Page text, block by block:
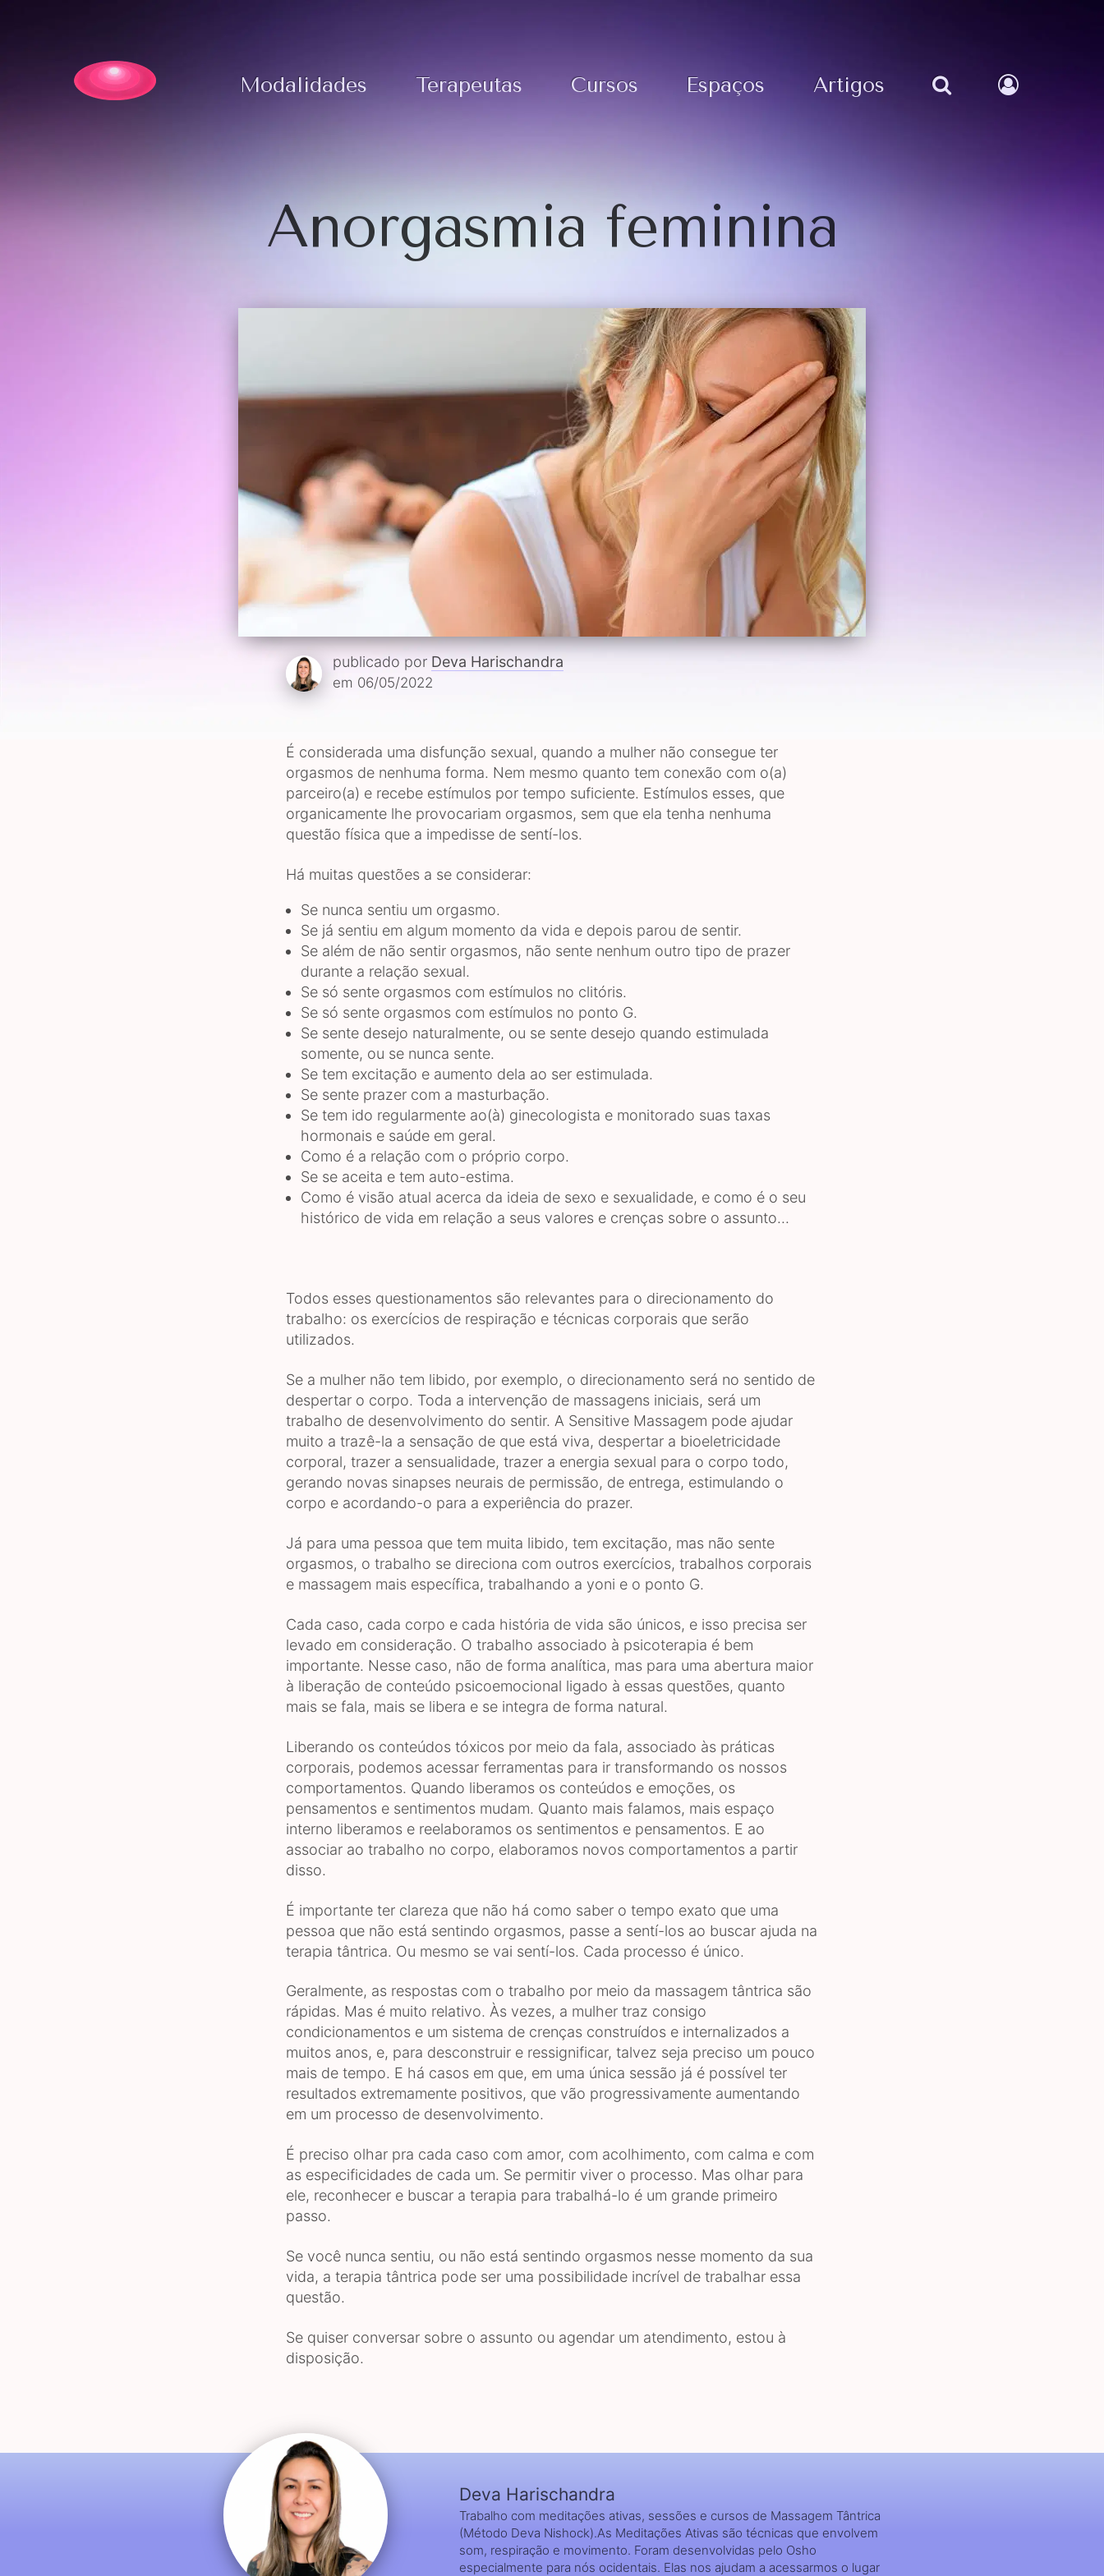
Modalidades Terapeutas Cursos Espaços Artigos
Anorgasmia feminina
publicado por Deva Harischandra
em 06/05/2022
É considerada uma disfunção sexual, quando a mulher não consegue ter
orgasmos de nenhuma forma. Nem mesmo quanto tem conexão com o(a)
parceiro(a) e recebe estímulos por tempo suficiente. Estímulos esses, que
organicamente lhe provocariam orgasmos, sem que ela tenha nenhuma
questão física que a impedisse de sentí-los.
Há muitas questões a se considerar:
Se nunca sentiu um orgasmo.
Se já sentiu em algum momento da vida e depois parou de sentir.
Se além de não sentir orgasmos, não sente nenhum outro tipo de prazer
durante a relação sexual.
Se só sente orgasmos com estímulos no clitóris.
Se só sente orgasmos com estímulos no ponto G.
Se sente desejo naturalmente, ou se sente desejo quando estimulada
somente, ou se nunca sente.
Se tem excitação e aumento dela ao ser estimulada.
Se sente prazer com a masturbação.
Se tem ido regularmente ao(à) ginecologista e monitorado suas taxas
hormonais e saúde em geral.
Como é a relação com o próprio corpo.
Se se aceita e tem auto-estima.
Como é visão atual acerca da ideia de sexo e sexualidade, e como é o seu
histórico de vida em relação a seus valores e crenças sobre o assunto...
Todos esses questionamentos são relevantes para o direcionamento do
trabalho: os exercícios de respiração e técnicas corporais que serão
utilizados.
Se a mulher não tem libido, por exemplo, o direcionamento será no sentido de
despertar o corpo. Toda a intervenção de massagens iniciais, será um
trabalho de desenvolvimento do sentir. A Sensitive Massagem pode ajudar
muito a trazê-la a sensação de que está viva, despertar a bioeletricidade
corporal, trazer a sensualidade, trazer a energia sexual para o corpo todo,
gerando novas sinapses neurais de permissão, de entrega, estimulando o
corpo e acordando-o para a experiência do prazer.
Já para uma pessoa que tem muita libido, tem excitação, mas não sente
orgasmos, o trabalho se direciona com outros exercícios, trabalhos corporais
e massagem mais específica, trabalhando a yoni e o ponto G.
Cada caso, cada corpo e cada história de vida são únicos, e isso precisa ser
levado em consideração. O trabalho associado à psicoterapia é bem
importante. Nesse caso, não de forma analítica, mas para uma abertura maior
à liberação de conteúdo psicoemocional ligado à essas questões, quanto
mais se fala, mais se libera e se integra de forma natural.
Liberando os conteúdos tóxicos por meio da fala, associado às práticas
corporais, podemos acessar ferramentas para ir transformando os nossos
comportamentos. Quando liberamos os conteúdos e emoções, os
pensamentos e sentimentos mudam. Quanto mais falamos, mais espaço
interno liberamos e reelaboramos os sentimentos e pensamentos. E ao
associar ao trabalho no corpo, elaboramos novos comportamentos a partir
disso.
É importante ter clareza que não há como saber o tempo exato que uma
pessoa que não está sentindo orgasmos, passe a sentí-los ao buscar ajuda na
terapia tântrica. Ou mesmo se vai sentí-los. Cada processo é único.
Geralmente, as respostas com o trabalho por meio da massagem tântrica são
rápidas. Mas é muito relativo. Às vezes, a mulher traz consigo
condicionamentos e um sistema de crenças construídos e internalizados a
muitos anos, e, para desconstruir e ressignificar, talvez seja preciso um pouco
mais de tempo. E há casos em que, em uma única sessão já é possível ter
resultados extremamente positivos, que vão progressivamente aumentando
em um processo de desenvolvimento.
É preciso olhar pra cada caso com amor, com acolhimento, com calma e com
as especificidades de cada um. Se permitir viver o processo. Mas olhar para
ele, reconhecer e buscar a terapia para trabalhá-lo é um grande primeiro
passo.
Se você nunca sentiu, ou não está sentindo orgasmos nesse momento da sua
vida, a terapia tântrica pode ser uma possibilidade incrível de trabalhar essa
questão.
Se quiser conversar sobre o assunto ou agendar um atendimento, estou à
disposição.
Deva Harischandra
Trabalho com meditações ativas, sessões e cursos de Massagem Tântrica
(Método Deva Nishock).As Meditações Ativas são técnicas que envolvem
som, respiração e movimento. Foram desenvolvidas pelo Osho
especialmente para nós ocidentais. Elas nos ajudam a acessarmos o lugar